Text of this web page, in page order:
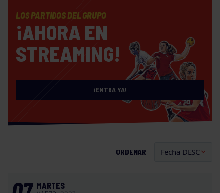
LOS PARTIDOS DEL GRUPO
¡AHORA EN
STREAMING!
¡ENTRA YA!
ORDENAR
MARTES